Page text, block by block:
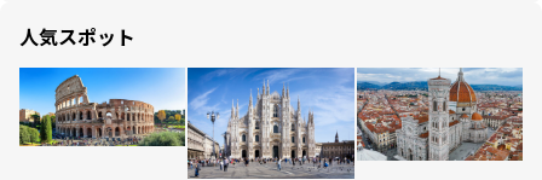
人気スポット